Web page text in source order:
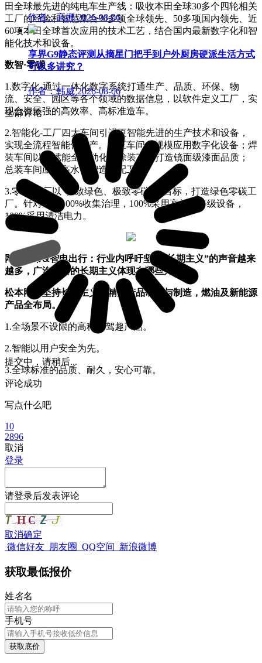
田全球最先进的纯电车生产线： 吸收本田全球30多个四轮相关
工厂的经验和智慧集合30多项全球领先、50多项国内领先、近
60项本田全球首次应用的技术工艺，结合国内最新数字化和智
能化技术和设备。
数智·零碳
1.数字化-通过一体化数字系统打通生产、品质、环保、物
流、安全、园区等各个领域的数据信息，以软件定义工厂，实
现合资最强的高效率、高标准造车。
2.智能化-工厂四大车间引进更智能先进的生产技术和设备，
实现全流程智能化生产。冲压车间大规模应用数字化设备；焊
装车间以AI赋能全自动化；涂装车间打造镜面级漆面品质；
总装车间应用高水平智造装配工艺。
3.零碳-工厂以“极致绿色、极致零碳”为目标，打造绿色零碳工
厂。针对废气100%收集治理，100%采用高能效等级设备，
100%采用清洁电力。
网上车市&智电出行：行业内呼吁坚持“长期主义”的声音越来
越多，广汽本田的长期主义体现在哪些方面？
松本刚：坚持长期主义，精益产品研发与制造，燃油及新能源
产品全布局。
1.全场景不设限的高科技驾趣产品。
2.智能以用户安全为先。
3.全球标准的品质、耐久，安心可靠。
作者：高娜 2026-08-06
享界G9静态评测从摘星门把手到户外厨房硬派生活方式
可以多讲究？
作者：韩威 2026-08-06
全部评论
提交中，请稍后...
评论成功
写点什么吧
10
2896
取消
登录
请登录后发表评论
取消确定
微信好友 朋友圈 QQ空间 新浪微博
获取最低报价
姓名名
手机号
获取底价